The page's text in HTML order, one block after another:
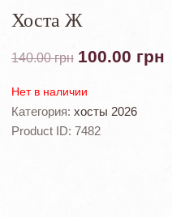
Хоста Ж
140.00грн 100.00 грн
Нет в наличии
Категория: хосты 2026
Product ID: 7482